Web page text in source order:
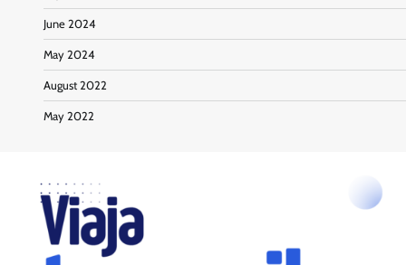
June 2024
May 2024
August 2022
May 2022